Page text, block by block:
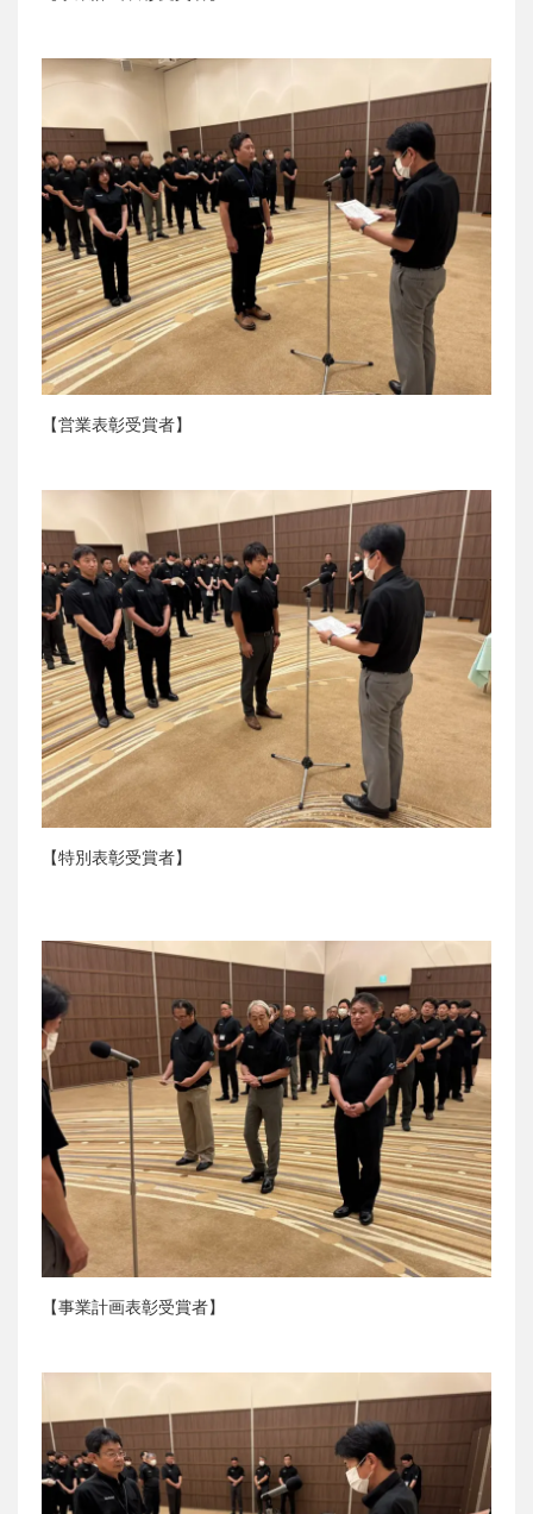
【営業表彰受賞者】
【特別表彰受賞者】
【事業計画表彰受賞者】